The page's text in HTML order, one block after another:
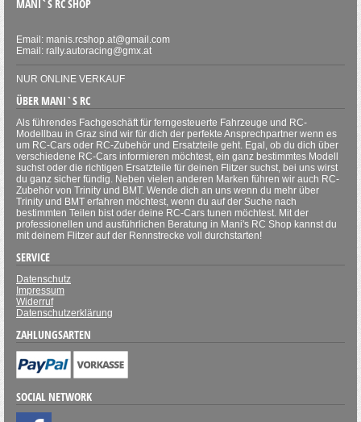
MANI`S RC SHOP
Email: manis.rcshop.at@gmail.com
Email: rally.autoracing@gmx.at
NUR ONLINE VERKAUF
ÜBER MANI`S RC
Als führendes Fachgeschäft für ferngesteuerte Fahrzeuge und RC-
Modellbau in Graz sind wir für dich der perfekte Ansprechpartner wenn es
um RC-Cars oder RC-Zubehör und Ersatzteile geht. Egal, ob du dich über
verschiedene RC-Cars informieren möchtest, ein ganz bestimmtes Modell
suchst oder die richtigen Ersatzteile für deinen Flitzer suchst, bei uns wirst
du ganz sicher fündig. Neben vielen anderen Marken führen wir auch RC-
Zubehör von Trinity und BMT. Wende dich an uns wenn du mehr über
Trinity und BMT erfahren möchtest, wenn du auf der Suche nach
bestimmten Teilen bist oder deine RC-Cars tunen möchtest. Mit der
professionellen und ausführlichen Beratung in Mani's RC Shop kannst du
mit deinem Flitzer auf der Rennstrecke voll durchstarten!
SERVICE
Datenschutz
Impressum
Widerruf
Datenschutzerklärung
ZAHLUNGSARTEN
SOCIAL NETWORK